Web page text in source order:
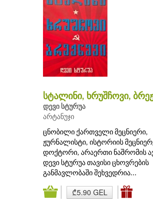
სტალინი, ხრუშჩოვი,
დევი სტურუა
არტანუჯი
ცნობილი ქართველი მეცნიერი,
ჟურნალისტი, ისტორიის
დოქტორი, არაერთი ნაშრომის
დევი სტურუა თავისი ცხოვრების
განმავლობაში შეხვედრია...
₾5.90 GEL